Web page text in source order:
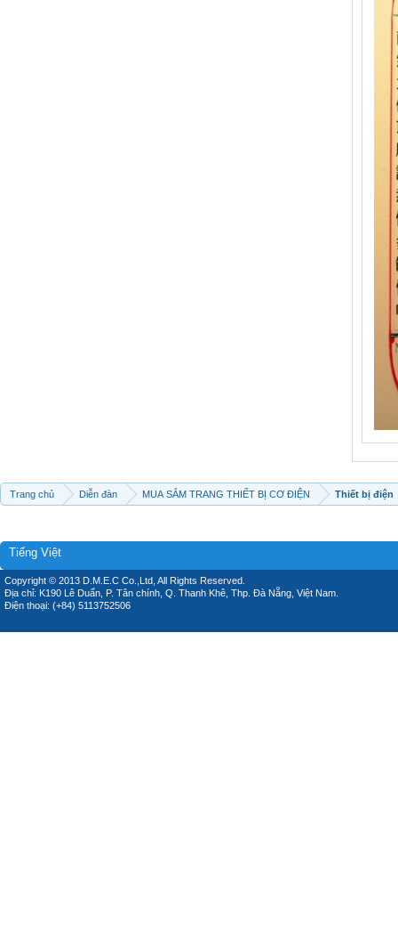
Trang chủ Diễn đàn MUA SẮM TRANG THIẾT BỊ CƠ ĐIỆN Thiết bị điện
Tiếng Việt
Copyright © 2013 D.M.E.C Co.,Ltd, All Rights Reserved.
Địa chỉ: K190 Lê Duẩn, P. Tân chính, Q. Thanh Khê, Thp. Đà Nẵng, Việt Nam.
Điện thoại: (+84) 5113752506